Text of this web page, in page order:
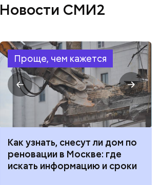
Новости СМИ2
Проще, чем кажется
Как узнать, снесут ли дом по
реновации в Москве: где
искать информацию и сроки